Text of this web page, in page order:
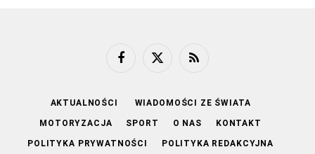
FacebookX
RSS
AKTUALNOŚCI WIADOMOŚCI ZE ŚWIATA
MOTORYZACJA SPORT O NAS KONTAKT
POLITYKA PRYWATNOŚCI POLITYKA REDAKCYJNA